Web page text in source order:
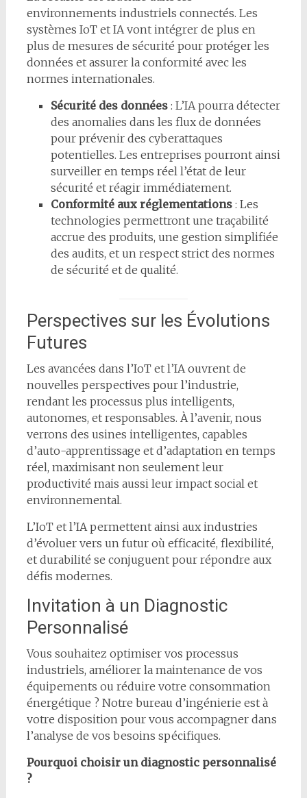
environnements industriels connectés. Les
systèmes IoT et IA vont intégrer de plus en
plus de mesures de sécurité pour protéger les
données et assurer la conformité avec les
normes internationales.
Sécurité des données: L’IA pourra détecter
des anomalies dans les flux de données
pour prévenir des cyberattaques
potentielles. Les entreprises pourront ainsi
surveiller en temps réel l’état de leur
sécurité et réagir immédiatement.
Conformité aux réglementations: Les
technologies permettront une traçabilité
accrue des produits, une gestion simplifiée
des audits, et un respect strict des normes
de sécurité et de qualité.
Perspectives sur les Évolutions
Futures
Les avancées dans l’IoT et l’IA ouvrent de
nouvelles perspectives pour l’industrie,
rendant les processus plus intelligents,
autonomes, et responsables. À l’avenir, nous
verrons des usines intelligentes, capables
d’auto-apprentissage et d’adaptation en temps
réel, maximisant non seulement leur
productivité mais aussi leur impact social et
environnemental.
L’IoT et l’IA permettent ainsi aux industries
d’évoluer vers un futur où efficacité, flexibilité,
et durabilité se conjuguent pour répondre aux
défis modernes.
Invitation à un Diagnostic
Personnalisé
Vous souhaitez optimiser vos processus
industriels, améliorer la maintenance de vos
équipements ou réduire votre consommation
énergétique ? Notre bureau d’ingénierie est à
votre disposition pour vous accompagner dans
l’analyse de vos besoins spécifiques.
Pourquoi choisir un diagnostic personnalisé
?